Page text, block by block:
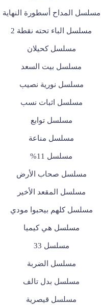
مسلسل المداح أسطورة النهاية
مسلسل الباء تحته نقطة 2
مسلسل كحيلان
مسلسل بيت السعد
مسلسل نورية نصيب
مسلسل اثبات نسب
مسلسل توابع
مسلسل مناعة
مسلسل 11%
مسلسل صحاب الأرض
مسلسل المقعد الأخير
مسلسل كلهم بيحبوا مودي
مسلسل هي كيميا
مسلسل 33
مسلسل الضربة
مسلسل بدل تالف
مسلسل قيصرية